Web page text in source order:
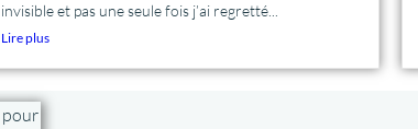
invisible et pas une seule fois j’ai regretté...
Lire plus